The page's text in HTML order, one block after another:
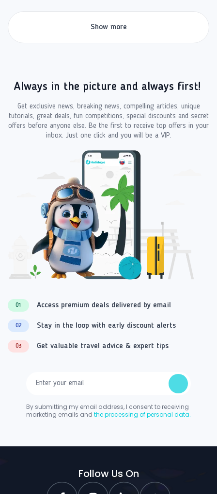
Show more
Always in the picture and always first!
Get exclusive news, breaking news, compelling articles, unique
tutorials, great deals, fun competitions, special discounts and secret
offers before anyone else. Be the first to receive top offers in your
inbox. Just one click and you will be a VIP.
01 Access premium deals delivered by email
02 Stay in the loop with early discount alerts
03 Get valuable travel advice & expert tips
By submitting my email address, I consent to receiving
marketing emails and the processing of personal data.
Follow Us On